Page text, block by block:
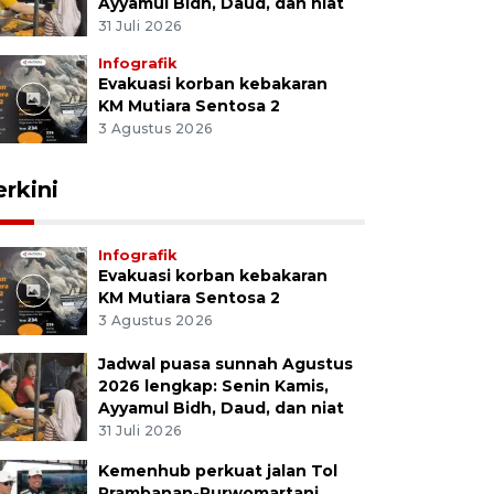
31 Juli 2026
Infografik
Evakuasi korban kebakaran
KM Mutiara Sentosa 2
3 Agustus 2026
Infografik
Evakuasi korban kebakaran
KM Mutiara Sentosa 2
3 Agustus 2026
Jadwal puasa sunnah Agustus
2026 lengkap: Senin Kamis,
Ayyamul Bidh, Daud, dan niat
31 Juli 2026
Kemenhub perkuat jalan Tol